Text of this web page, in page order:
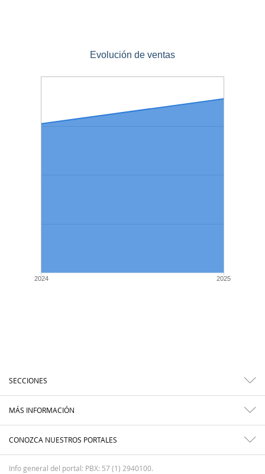
Evolución de ventas
2024 2025
SECCIONES
MÁS INFORMACIÓN
CONOZCA NUESTROS PORTALES
Info general del portal: PBX: 57 (1) 2940100.